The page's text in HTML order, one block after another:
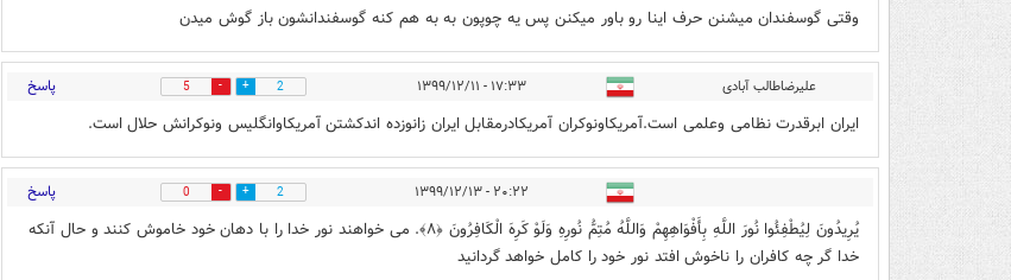
وقتی گوسفندان میشنن حرف اینا رو باور میکنن پس یه چوپون به به هم کنه گوسفندانشون باز گوش میدن
علیرضاطالب آبادی ۱۷:۳۳ - ۱۳۹۹/۱۲/۱۱ 2
5 پاسخ
ایران ابرقدرت نظامی وعلمی است.آمریکاونوکران آمریکادرمقابل ایران زانوزده اندکشتن آمریکاوانگلیس ونوکرانش حلال است.
۲۰:۲۲ - ۱۳۹۹/۱۲/۱۳ 2
0 پاسخ
يُرِيدُونَ لِيُطْفِئُوا نُورَ اللَّهِ بِأَفْوَاهِهِمْ وَاللَّهُ مُتِمُّ نُورِهِ وَلَوْ كَرِهَ الْكَافِرُونَ ﴿۸﴾. مى‏ خواهند نور خدا را با دهان خود خاموش كنند و حال آنكه
خدا گر چه كافران را ناخوش افتد نور خود را کامل خواهد گردانید